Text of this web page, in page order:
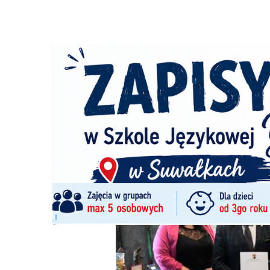
Ścieżka
nawigacyjna
Strona główna
Umowa
Z ŻYCIA MIASTA 04/11/2025 / 1 Komentarzy
Umowa z firmą, która wybuduje